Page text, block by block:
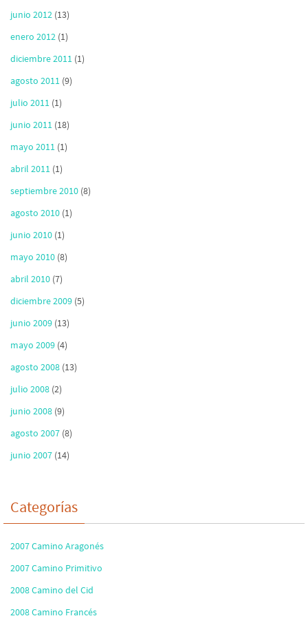
junio 2012 (13)
enero 2012 (1)
diciembre 2011 (1)
agosto 2011 (9)
julio 2011 (1)
junio 2011 (18)
mayo 2011 (1)
abril 2011 (1)
septiembre 2010 (8)
agosto 2010 (1)
junio 2010 (1)
mayo 2010 (8)
abril 2010 (7)
diciembre 2009 (5)
junio 2009 (13)
mayo 2009 (4)
agosto 2008 (13)
julio 2008 (2)
junio 2008 (9)
agosto 2007 (8)
junio 2007 (14)
Categorías
2007 Camino Aragonés
2007 Camino Primitivo
2008 Camino del Cid
2008 Camino Francés